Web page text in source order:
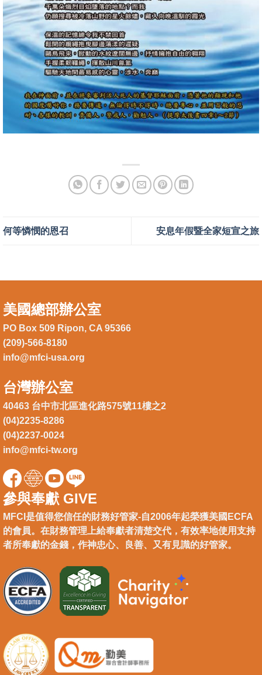
何等憐憫的恩召 安息年假暨全家短宣之旅
美國總部辦公室
PO Box 509 Ripon, CA 95366
(209)-566-8180
info@mfci-usa.org
台灣辦公室
40463 台中市北區進化路575號11樓之2
(04)2235-8286
(04)2237-0024
info@mfci-tw.org
參與奉獻 GIVE
MFCI是值得您信任的財務好管家-自2006年起榮獲美國ECFA
的會員。在財務管理上給奉獻者清楚交代，有效率地使用支持
者所奉獻的金錢，作神忠心、良善、又有見識的好管家。